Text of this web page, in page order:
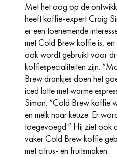
Met het oog op de
heeft koffie-expert Craig
er een toenemende
met Cold Brew koffie is,
ook wordt gebruikt voor
koffiespecialiteiten zijn.
Brew drankjes doen het
iced latte met warme
Simon. “Cold Brew koffie
en melk naar keuze. Er
toegevoegd.” Hij ziet ook
vaker Cold Brew koffie
met citrus- en fruitsmaken.